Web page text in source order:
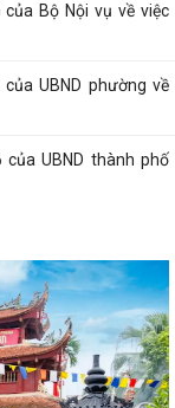
Bộ Nội vụ về việc
của UBND phường về
của UBND thành phố
NGHIÊN CỨU, HỌC
Sở Tư pháp thành
TỬ